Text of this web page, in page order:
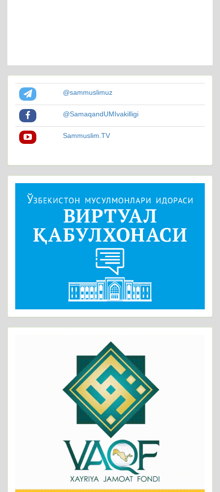
@sammuslimuz
@SamaqandUMIvakilligi
Sammuslim.TV